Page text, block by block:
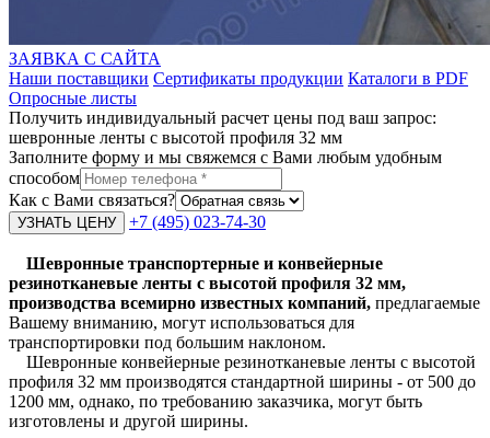
ЗАЯВКА С САЙТА
Наши поставщики Сертификаты продукции Каталоги в PDF
Опросные листы
Получить индивидуальный расчет цены под ваш запрос:
шевронные ленты с высотой профиля 32 мм
Заполните форму и мы свяжемся с Вами любым удобным
способом
Как с Вами связаться?
+7 (495) 023-74-30
Шевронные транспортерные и конвейерные
резинотканевые ленты с высотой профиля 32 мм,
производства всемирно известных компаний, предлагаемые
Вашему вниманию, могут использоваться для
транспортировки под большим наклоном.
Шевронные конвейерные резинотканевые ленты с высотой
профиля 32 мм производятся стандартной ширины - от 500 до
1200 мм, однако, по требованию заказчика, могут быть
изготовлены и другой ширины.